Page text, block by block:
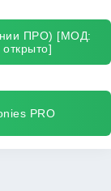
ПРО) [МОД:
PRO